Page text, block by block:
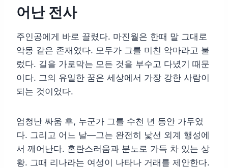
어난 전사
주인공에게 바로 끌렸다. 마진월은 한때 말 그대로
악몽 같은 존재였다. 모두가 그를 미친 악마라고 불
렀다. 길을 가로막는 모든 것을 부수고 다녔기 때문
이다. 그의 유일한 꿈은 세상에서 가장 강한 사람이
되는 것이었다.
엄청난 싸움 후, 누군가 그를 수천 년 동안 가두었
다. 그리고 어느 날—그는 완전히 낯선 외계 행성에
서 깨어난다. 혼란스러움과 분노로 가득 차 있는 상
황. 그때 리나라는 여성이 나타나 거래를 제안한다.